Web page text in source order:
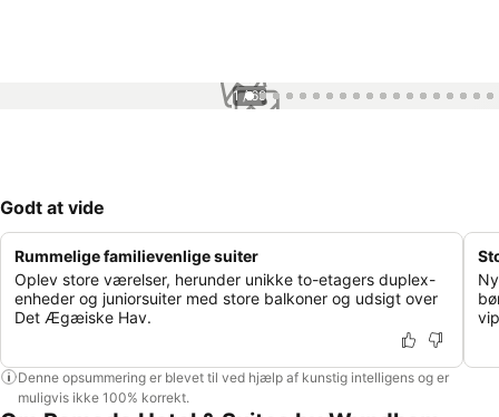
1 / 69
Godt at vide
Rummelige familievenlige suiter
Oplev store værelser, herunder unikke to-etagers duplex-
enheder og juniorsuiter med store balkoner og udsigt over
Det Ægæiske Hav.
Denne opsummering er blevet til ved hjælp af kunstig intelligens og er
muligvis ikke 100% korrekt.